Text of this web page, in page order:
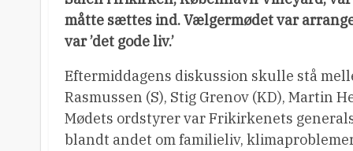
måtte sættes ind. Vælgermødet var
var ’det gode liv.’
Eftermiddagens diskussion skulle stå
Rasmussen (S), Stig Grenov (KD), Martin
Mødets ordstyrer var Frikirkenets
blandt andet om familieliv,